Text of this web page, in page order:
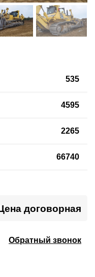
535
4595
2265
66740
договорная
Обратный звонок